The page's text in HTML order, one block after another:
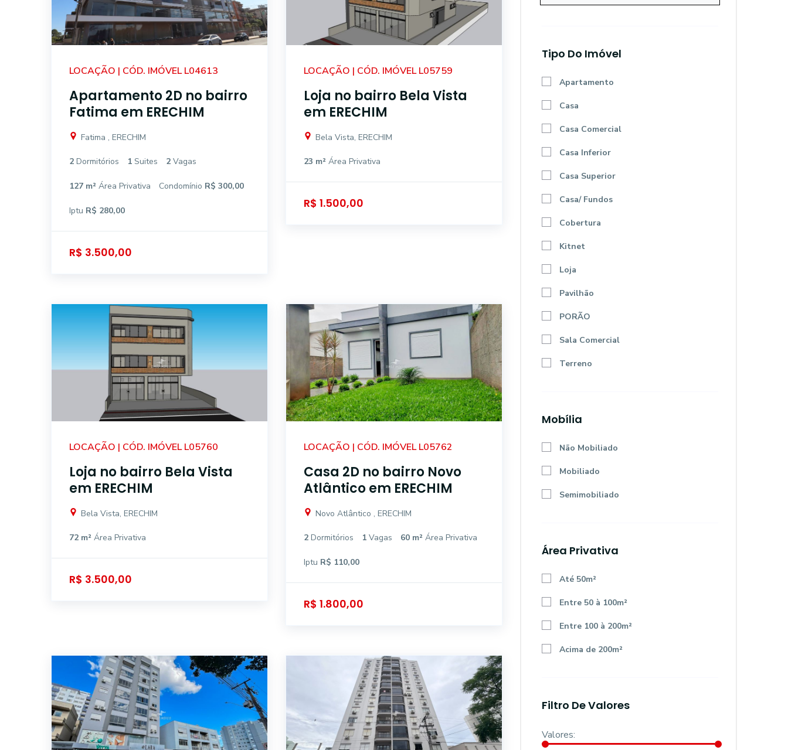
LOCAÇÃO | CÓD. IMÓVEL L04613
Apartamento 2D no bairro
Fatima em ERECHIM
Fatima , ERECHIM
2 Dormitórios 1 Suites 2 Vagas
127 m² Área Privativa Condomínio R$ 300,00
Iptu R$ 280,00
R$ 3.500,00
LOCAÇÃO | CÓD. IMÓVEL L05759
Loja no bairro Bela Vista
em ERECHIM
Bela Vista, ERECHIM
23 m² Área Privativa
R$ 1.500,00
LOCAÇÃO | CÓD. IMÓVEL L05760
Loja no bairro Bela Vista
em ERECHIM
Bela Vista, ERECHIM
72 m² Área Privativa
R$ 3.500,00
LOCAÇÃO | CÓD. IMÓVEL L05762
Casa 2D no bairro Novo
Atlântico em ERECHIM
Novo Atlântico , ERECHIM
2 Dormitórios 1 Vagas 60 m² Área Privativa
Iptu R$ 110,00
R$ 1.800,00
Tipo Do Imóvel
Apartamento
Casa
Casa Comercial
Casa Inferior
Casa Superior
Casa/ Fundos
Cobertura
Kitnet
Loja
Pavilhão
PORÃO
Sala Comercial
Terreno
Mobília
Não Mobiliado
Mobiliado
Semimobiliado
Área Privativa
Até 50m²
Entre 50 à 100m²
Entre 100 à 200m²
Acima de 200m²
Filtro De Valores
Valores: